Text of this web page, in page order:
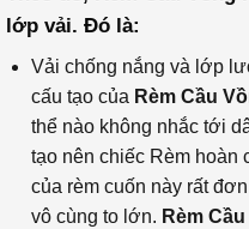
lớp vải. Đó là:
Vải chống nắng và l ớp
cấu tạo của Rèm Cầu
thể nào không nhắc tới
tạo nên chiếc Rèm hoàn
của rèm cuốn này rất
vô cùng to lớn. Rèm